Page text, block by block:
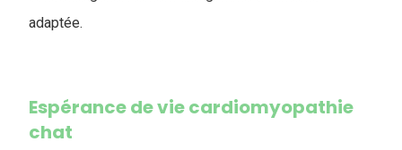
adaptée.
Espérance de vie cardiomyopathie
chat